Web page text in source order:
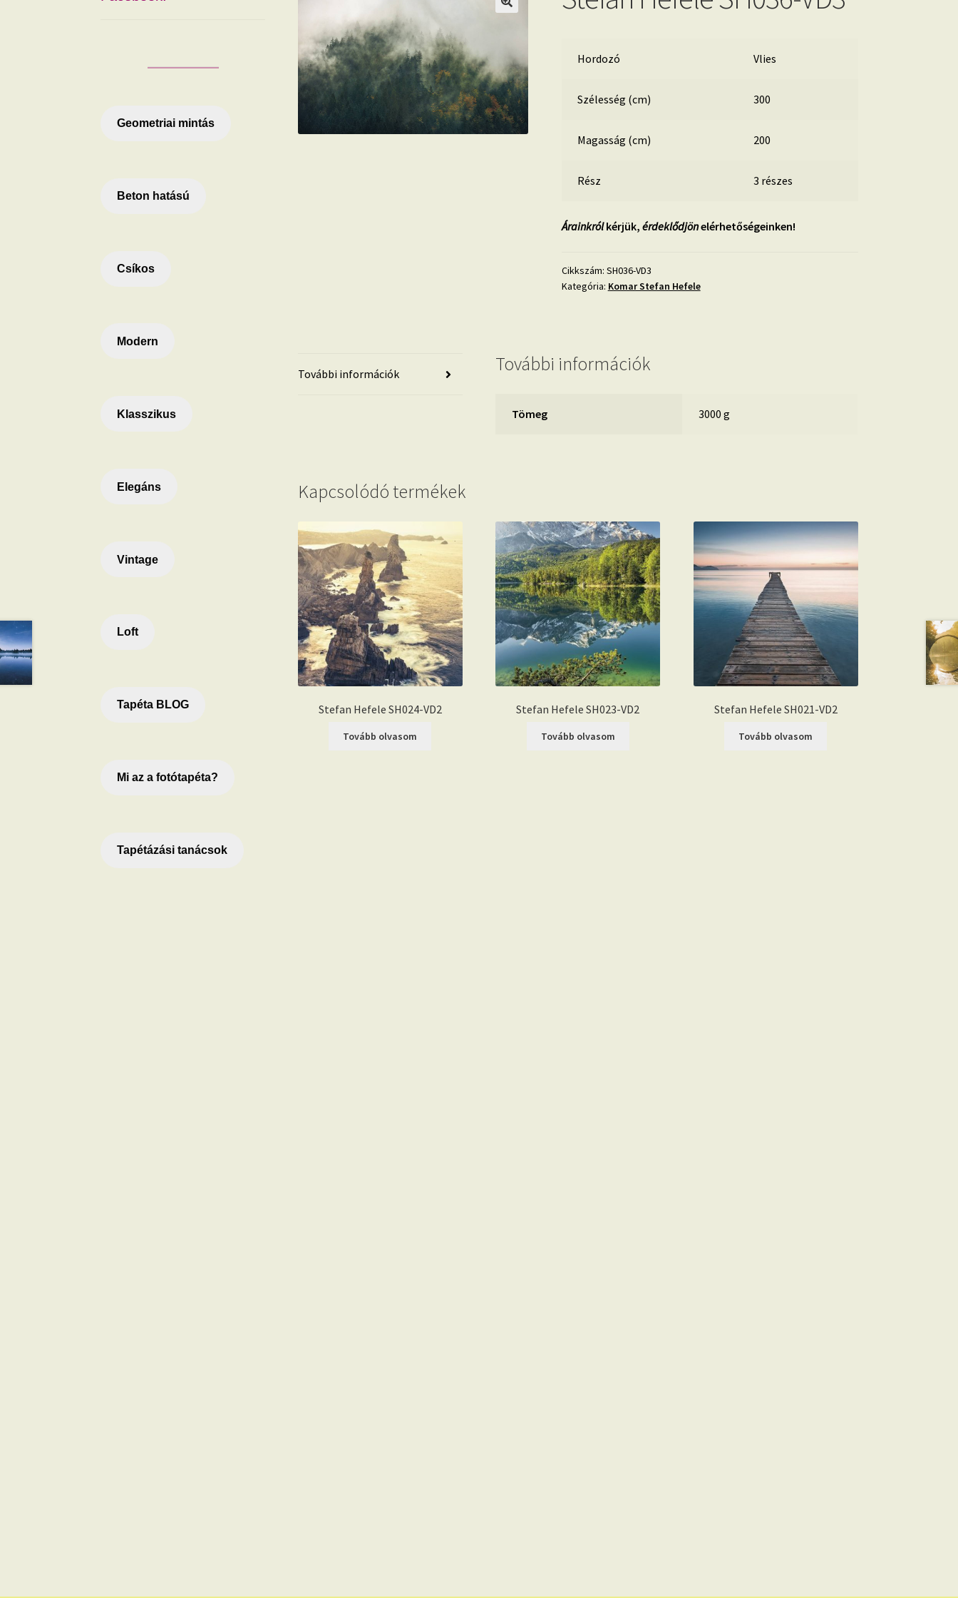
Hordozó Vlies
Szélesség (cm) 300
Magasság (cm) 200
Rész 3 részes
Árainkrólkérjük, érdeklődjönelérhetőségeinken!
Cikkszám: SH036-VD3
Kategória: Komar Stefan Hefele
További információk További információk
Tömeg 3000 g
Kapcsolódó termékek
Stefan Hefele SH024-VD2
Tovább olvasom
Stefan Hefele SH023-VD2
Tovább olvasom
Stefan Hefele SH021-VD2
Tovább olvasom
Geometriai mintás
Beton hatású
Csíkos
Modern
Klasszikus
Elegáns
Vintage
Loft
Tapéta BLOG
Mi az a fotótapéta?
Tapétázási tanácsok